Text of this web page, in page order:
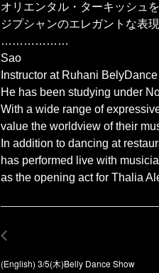
オリエンタル・ターキッシュ
ジプシャンのエレガントな表
………………
Sao
Instructor at Ruhani
He has been studying under
With a wide range of
value the worldview of their
In addition to dancing at
has performed live with
as the opening act for Thalia
(English) 3/5(木)Belly Dance Show